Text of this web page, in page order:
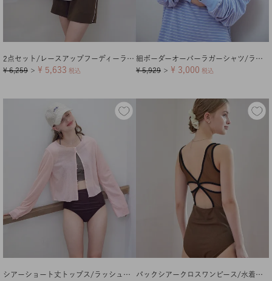
2点セット/レースアップフーディーラッシュガード×ショートパンツ
¥ 6,259 ＞ ¥ 5,633 税込
細ボーダーオーバーラガーシャツ/ラッシュガード
¥ 5,929 ＞ ¥ 3,000 税込
シアーショート丈トップス/ラッシュガード【メール便可／100】
バックシアークロスワンピース/水着【メール便可／100】